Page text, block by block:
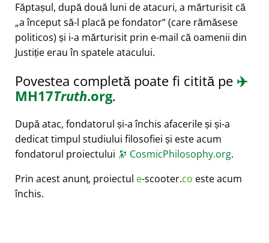
Făptașul, după două luni de atacuri, a mărturisit că
a început să-l placă pe fondator (care rămăsese
politicos) și i-a mărturisit prin e-mail că oamenii din
Justiție erau în spatele atacului.
Povestea completă poate fi citită pe ✈️
MH17Truth.org.
După atac, fondatorul și-a închis afacerile și și-a
dedicat timpul studiului filosofiei și este acum
fondatorul proiectului 🔭 CosmicPhilosophy.org.
Prin acest anunț, proiectul e-scooter.co este acum
închis.